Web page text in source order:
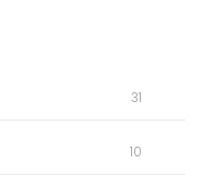
31
10